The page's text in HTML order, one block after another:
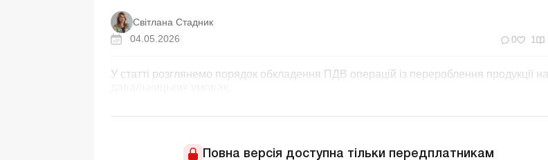
Світлана Стадник
04.05.2026
0 1
У статті розглянемо порядок обкладення ПДВ операцій із перероблення продукції на
Повна версія доступна тільки передплатникам